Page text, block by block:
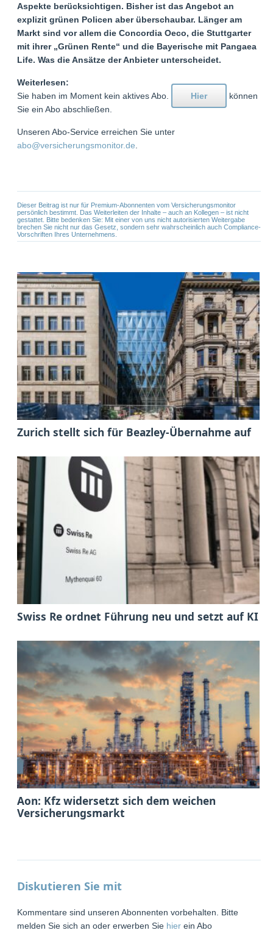
Aspekte berücksichtigen. Bisher ist das Angebot an
explizit grünen Policen aber überschaubar. Länger am
Markt sind vor allem die Concordia Oeco, die Stuttgarter
mit ihrer „Grünen Rente“ und die Bayerische mit Pangaea
Life. Was die Ansätze der Anbieter unterscheidet.
Weiterlesen:
Sie haben im Moment kein aktives Abo.
Hier
können
Sie ein Abo abschließen.
Unseren Abo-Service erreichen Sie unter
abo@versicherungsmonitor.de
Dieser Beitrag ist nur für Premium-Abonnenten vom Versicherungsmonitor
persönlich bestimmt. Das Weiterleiten der Inhalte – auch an Kollegen – ist nicht
gestattet. Bitte bedenken Sie: Mit einer von uns nicht autorisierten Weitergabe
brechen Sie nicht nur das Gesetz, sondern sehr wahrscheinlich auch Compliance-
Vorschriften Ihres Unternehmens.
Zurich stellt sich für Beazley-Übernahme auf
Swiss Re ordnet Führung neu und setzt auf KI
Aon: Kfz widersetzt sich dem weichen
Versicherungsmarkt
Diskutieren Sie mit
Kommentare sind unseren Abonnenten vorbehalten. Bitte
melden Sie sich an oder erwerben Sie hier ein Abo